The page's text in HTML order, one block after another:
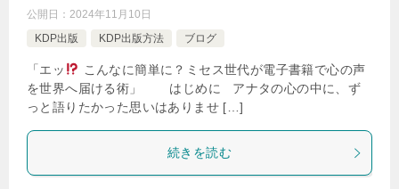
公開日： 2024年11月10日
KDP出版
KDP出版方法 ブログ
「エッ
こんなに簡単に？ミセス世代が電子書籍で心の声
を世界へ届ける術」 はじめに アナタの心の中に、ず
っと語りたかった思いはありませ […]
続きを読む